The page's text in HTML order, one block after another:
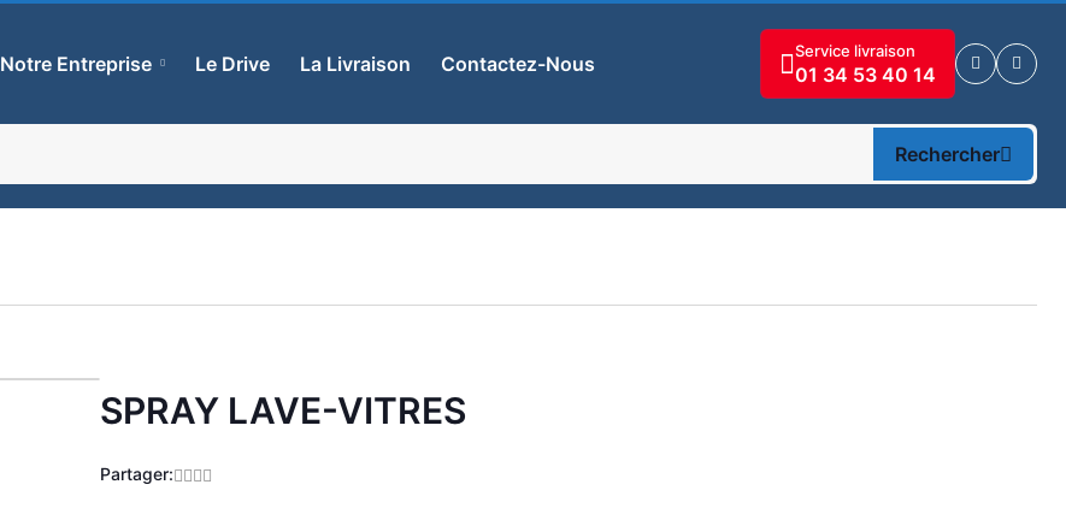
Notre Entreprise Le Drive La Livraison Contactez-Nous
Service livraison
01 34 53 40 14
Rechercher
Zoom
SPRAY LAVE-VITRES
Partager: